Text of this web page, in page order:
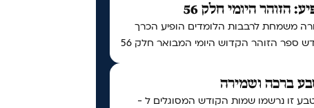
הזוהר היומי חלק 56
משמחת לרבבות הלומדים הופיע הכרך
ספר הזוהר הקדוש היומי המבואר חלק 56
ברכה ושמירה
זו נרשמו שמות הקודש המסוגלים ל -